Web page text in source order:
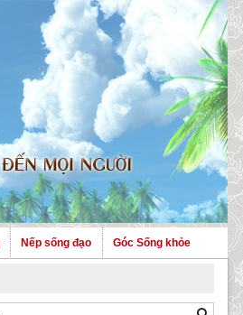
Nếp sống đạo Góc Sống khỏe